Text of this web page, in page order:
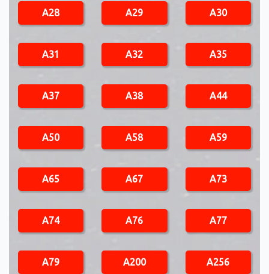
A28 A29 A30
A31 A32 A35
A37 A38 A44
A50 A58 A59
A65 A67 A73
A74 A76 A77
A79 A200 A256